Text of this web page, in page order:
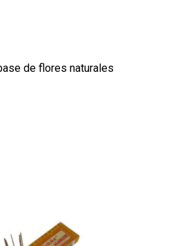
de flores naturales